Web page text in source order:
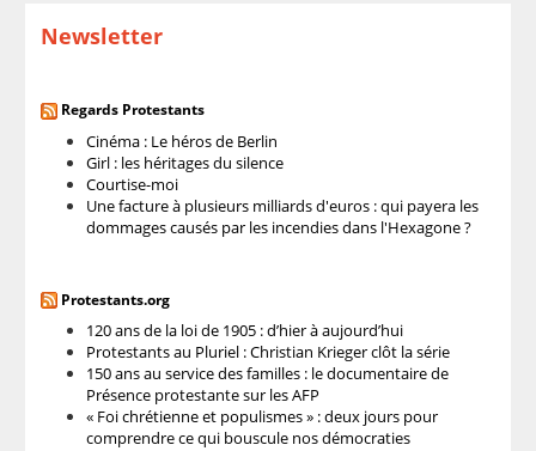
Newsletter
Regards Protestants
Cinéma : Le héros de Berlin
Girl : les héritages du silence
Courtise-moi
Une facture à plusieurs milliards d'euros : qui payera les
dommages causés par les incendies dans l'Hexagone ?
Protestants.org
120 ans de la loi de 1905 : d’hier à aujourd’hui
Protestants au Pluriel : Christian Krieger clôt la série
150 ans au service des familles : le documentaire de
Présence protestante sur les AFP
« Foi chrétienne et populismes » : deux jours pour
comprendre ce qui bouscule nos démocraties